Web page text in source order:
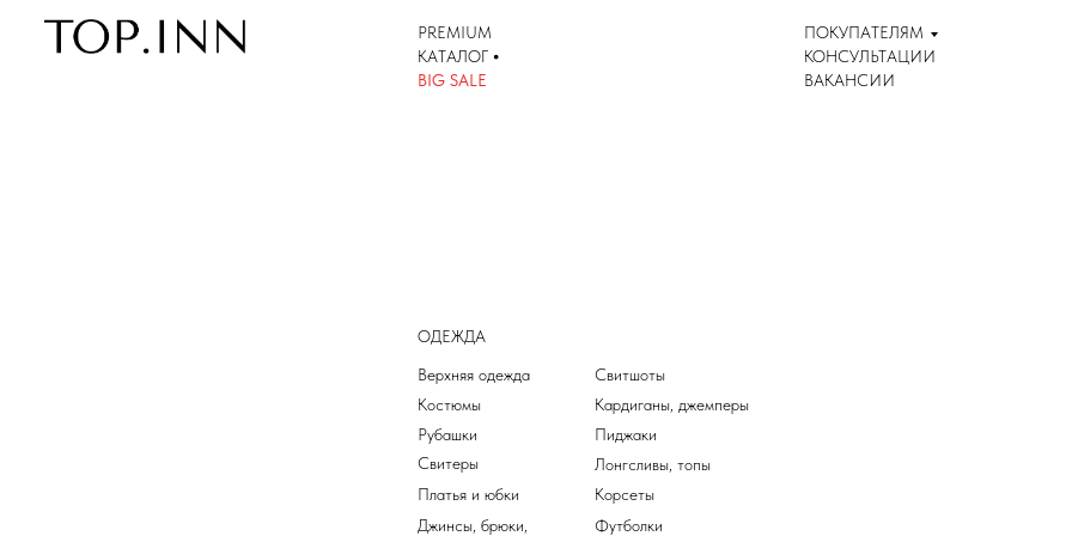
BIG SALE
PREMIUM
ПОКУПАТЕЛЯМ
КОНСУЛЬТАЦИИ
КАТАЛОГ •
КАТАЛОГ
ВАКАНСИИ
ОДЕЖДА
Верхняя одежда
Платья и юбки
Костюмы
Рубашки
Лонгсливы, топы
Корсеты
Свитшоты
Свитеры
Джинсы, брюки,
Пиджаки
Футболки
Кардиганы, джемперы